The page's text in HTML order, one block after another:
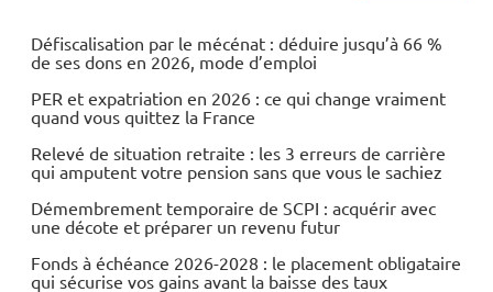
Défiscalisation par le mécénat : déduire jusqu’à 66 %
de ses dons en 2026, mode d’emploi
PER et expatriation en 2026 : ce qui change vraiment
quand vous quittez la France
Relevé de situation retraite : les 3 erreurs de carrière
qui amputent votre pension sans que vous le sachiez
Démembrement temporaire de SCPI : acquérir avec
une décote et préparer un revenu futur
Fonds à échéance 2026-2028 : le placement obligataire
qui sécurise vos gains avant la baisse des taux